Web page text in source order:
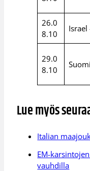
26.0
8.10
Israel
29.0
8.10
Lue myös
Italian
EM-
vauhdilla